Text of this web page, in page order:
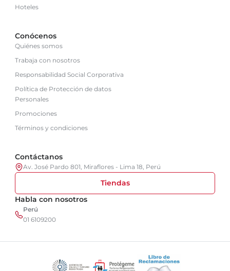
Hoteles
Conócenos
Quiénes somos
Trabaja con nosotros
Responsabilidad Social Corporativa
Política de Protección de datos
Personales
Promociones
Términos y condiciones
Contáctanos
Av. José Pardo 801, Miraflores - Lima 18, Perú
Tiendas
Habla con nosotros
Perú
01 6109200